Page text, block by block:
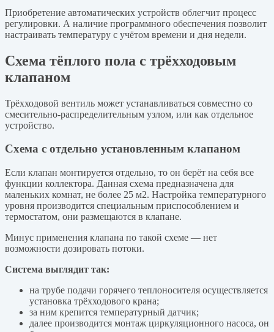
Приобретение автоматических устройств облегчит процесс
регулировки. А наличие программного обеспечения позволит
настраивать температуру с учётом времени и дня недели.
Схема тёплого пола с трёхходовым
клапаном
Трёхходовой вентиль может устанавливаться совместно со
смесительно-распределительным узлом, или как отдельное
устройство.
Схема с отдельно установленным клапаном
Если клапан монтируется отдельно, то он берёт на себя все
функции коллектора. Данная схема предназначена для
маленьких комнат, не более 25 м2. Настройка температурного
уровня производится специальным приспособлением и
термостатом, они размещаются в клапане.
Минус применения клапана по такой схеме — нет
возможности дозировать потоки.
Система выглядит так:
на трубе подачи горячего теплоносителя осуществляется
установка трёхходового крана;
за ним крепится температурный датчик;
далее производится монтаж циркуляционного насоса, он